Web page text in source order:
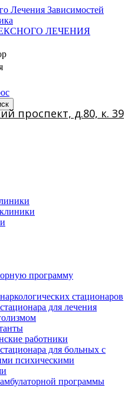
ЛЕЧЕНИЯ
проспект, д.80, к. 39
программу
стационаров
для лечения
работники
для больных с
психическими
программы